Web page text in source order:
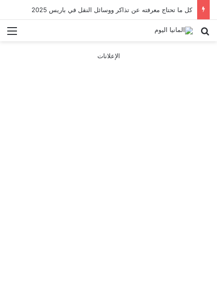
كل ما تحتاج معرفته عن تذاكر ووسائل النقل في باريس 2025
بحث عن
الإعلانات